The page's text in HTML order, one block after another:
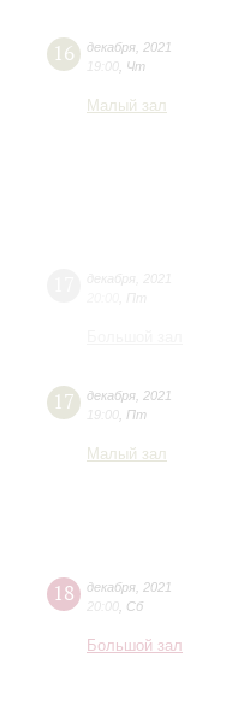
16 декабря 2021
19:00 Чт
Малый зал
17 декабря 2021
19:00 Пт
Малый зал
18 декабря 2021
20:00 Сб
Большой зал